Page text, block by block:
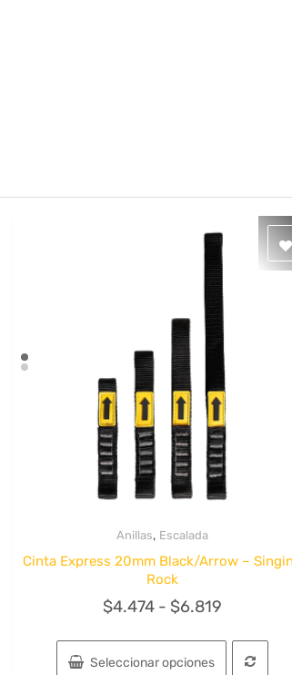
Anillas, Escalada
Cinta Express 20mm Black/Arrow –
Rock
$4.474 - $6.819
precios:
Seleccionar opciones
Este
producto